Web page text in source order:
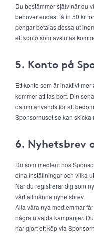
Du bestämmer själv när du
behöver endast få in 50 kr
pengar betalas dessa ut
ett konto som avslutas
5. Konto på
Ett konto som är inaktivt
kommer att tas bort. Din
datum används för att
Sponsorhuset.se kan
6. Nyhetsbrev
Du som medlem hos
dina inställningar och vilka
När du registrerar dig som
vårt allmänna nyhetsbrev.
Alla våra nya medlemmar
några utvalda kampanjer.
har gjort ett köp via